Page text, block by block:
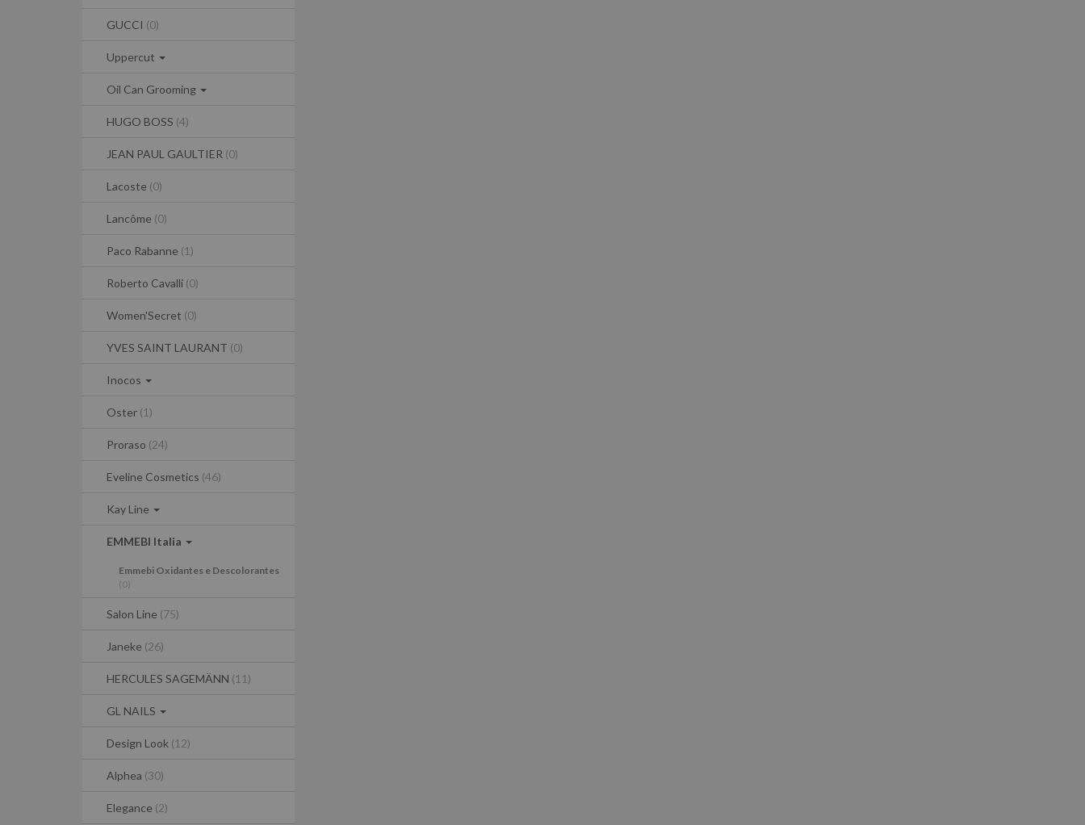
GUCCI (0)
Uppercut
Oil Can Grooming
HUGO BOSS (4)
JEAN PAUL GAULTIER (0)
Lacoste (0)
Lancôme (0)
Paco Rabanne (1)
Roberto Cavalli (0)
Women'Secret (0)
YVES SAINT LAURANT (0)
Inocos
Oster (1)
Proraso (24)
Eveline Cosmetics (46)
Kay Line
EMMEBI Italia
Emmebi Oxidantes e Descolorantes
(0)
Salon Line (75)
Janeke (26)
HERCULES SAGEMÄNN (11)
GL NAILS
Design Look (12)
Alphea (30)
Elegance (2)